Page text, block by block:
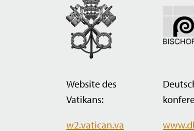
Website des
Vatikans:
w2.vatican.va